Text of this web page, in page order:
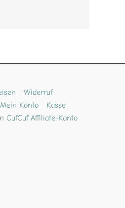
Widerruf
Mein Konto
Kasse
CufCuf Affiliate-Konto